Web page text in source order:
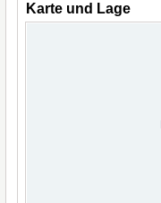
Karte und Lage